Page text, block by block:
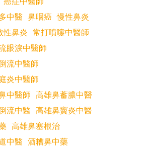
中醫 鼻咽癌 慢性鼻炎
性鼻炎 常打噴嚏中醫師
眼淚中醫師
流中醫師
炎中醫師
中醫師 高雄鼻蓄膿中醫
流中醫 高雄鼻竇炎中醫
高雄鼻塞根治
中醫 酒糟鼻中藥